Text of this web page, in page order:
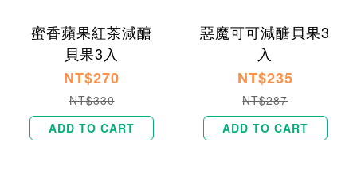
蜜香蘋果紅茶減醣
貝果3入
NT$270
NT$330
ADD TO CART
惡魔可可減醣貝果3
入
NT$235
NT$287
ADD TO CART